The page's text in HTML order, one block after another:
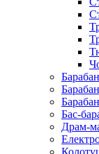
Бас-
Драм-